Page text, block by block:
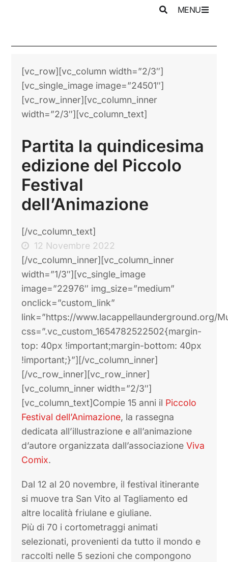
MENU
[vc_row][vc_column width=”2/3″]
[vc_single_image image=”24501″]
[vc_row_inner][vc_column_inner
width=”2/3″][vc_column_text]
Partita la quindicesima
edizione del Piccolo
Festival
dell’Animazione
[/vc_column_text]
12 Novembre 2022
[/vc_column_inner][vc_column_inner
width=”1/3″][vc_single_image
image=”22976″ img_size=”medium”
onclick=”custom_link”
link=”https://www.lacappellaunderground.org/
css=”.vc_custom_1654782522502{margin-
top: 40px !important;margin-bottom: 40px
!important;}”][/vc_column_inner]
[/vc_row_inner][vc_row_inner]
[vc_column_inner width=”2/3″]
[vc_column_text]Compie 15 anni il Piccolo
Festival dell’Animazione, la rassegna
dedicata all’illustrazione e all’animazione
d’autore organizzata dall’associazioneViva
Comix.
Dal 12 al 20 novembre, il festival itinerante
si muove tra San Vito al Tagliamento ed
altre località friulane e giuliane.
Più di 70 i cortometraggi animati
selezionati, provenienti da tutto il mondo e
raccolti nelle 5 sezioni che compongono